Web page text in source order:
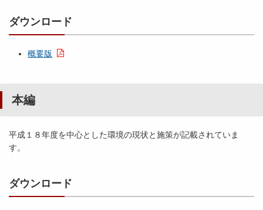
ダウンロード
概要版
本編
平成１８年度を中心とした環境の現状と施策が記載されていま
す。
ダウンロード